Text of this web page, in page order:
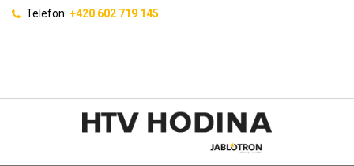
Telefon: +420 602 719 145